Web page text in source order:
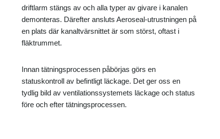
driftlarm stängs av och alla typer av givare i kanalen
demonteras. Därefter ansluts Aeroseal-utrustningen på
en plats där kanaltvärsnittet är som störst, oftast i
fläktrummet.
Innan tätningsprocessen påbörjas görs en
statuskontroll av befintligt läckage. Det ger oss en
tydlig bild av ventilationssystemets läckage och status
före och efter tätningsprocessen.